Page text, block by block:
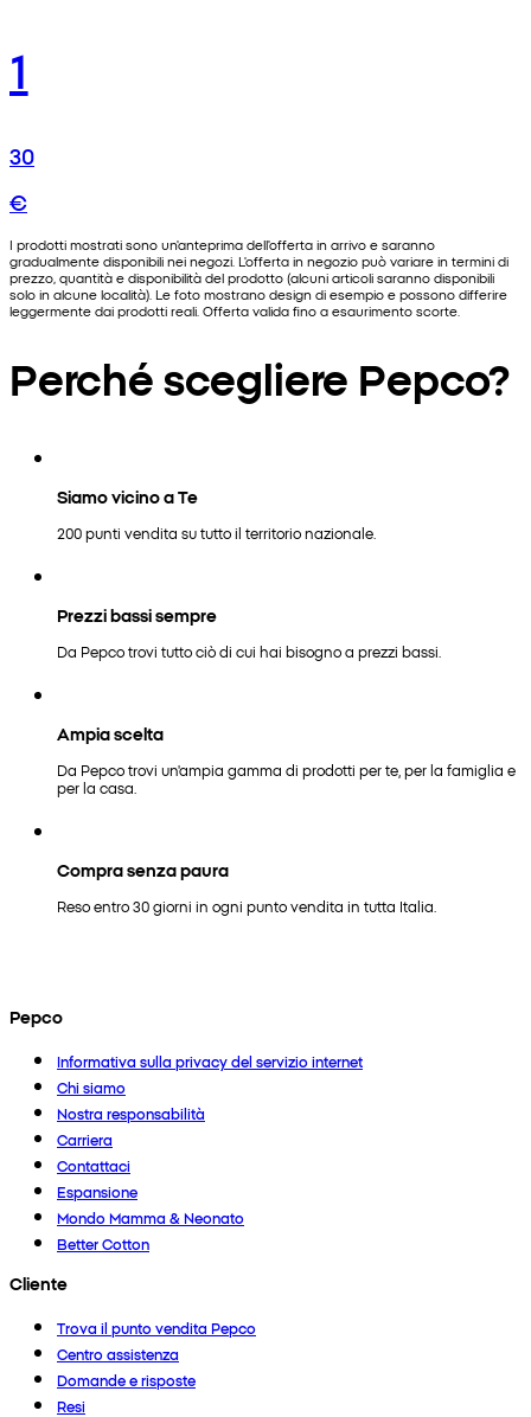
1
30
€
I prodotti mostrati sono un'anteprima dell'offerta in arrivo e saranno
gradualmente disponibili nei negozi. L'offerta in negozio può variare in termini di
prezzo, quantità e disponibilità del prodotto (alcuni articoli saranno disponibili
solo in alcune località). Le foto mostrano design di esempio e possono differire
leggermente dai prodotti reali. Offerta valida fino a esaurimento scorte.
Perché scegliere Pepco?
Siamo vicino a Te
200 punti vendita su tutto il territorio nazionale.
Prezzi bassi sempre
Da Pepco trovi tutto ciò di cui hai bisogno a prezzi bassi.
Ampia scelta
Da Pepco trovi un'ampia gamma di prodotti per te, per la famiglia e
per la casa.
Compra senza paura
Reso entro 30 giorni in ogni punto vendita in tutta Italia.
Pepco
Informativa sulla privacy del servizio internet
Chi siamo
Nostra responsabilità
Carriera
Contattaci
Espansione
Mondo Mamma & Neonato
Better Cotton
Cliente
Trova il punto vendita Pepco
Centro assistenza
Domande e risposte
Resi